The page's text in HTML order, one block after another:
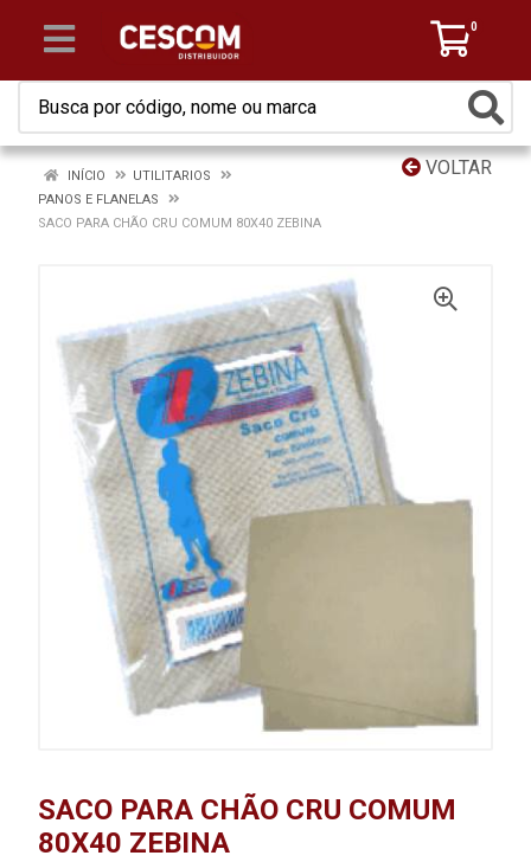
0
VOLTAR
INÍCIO
UTILITARIOS
PANOS E FLANELAS
SACO PARA CHÃO CRU COMUM 80X40 ZEBINA
SACO PARA CHÃO CRU COMUM
80X40 ZEBINA